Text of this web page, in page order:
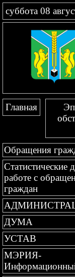
суббота 08
Главная
Обращения
Статистические
работе с
граждан
ДУМА
УСТАВ
МЭРИЯ-